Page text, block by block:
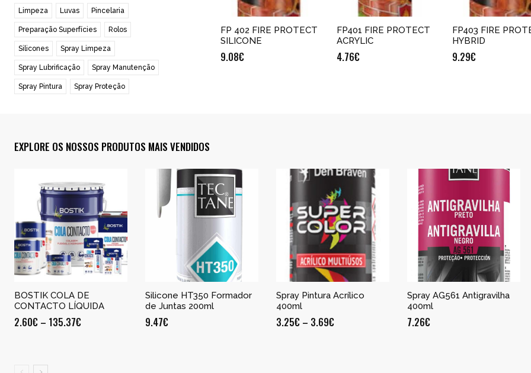
Limpeza Luvas Pincelaria
Preparação Superfícies Rolos
Silicones Spray Limpeza
Spray Lubrificação Spray Manutenção
Spray Pintura Spray Proteção
FP 402 FIRE PROTECT
SILICONE
9.08€
FP401 FIRE PROTECT
ACRYLIC
4.76€
FP403 FIRE
HYBRID
9.29€
EXPLORE OS NOSSOS PRODUTOS MAIS VENDIDOS
BOSTIK COLA DE
CONTACTO LÍQUIDA
2.60€ – 135.37€
Silicone HT350 Formador
de Juntas 200ml
9.47€
Spray Pintura Acrílico
400ml
3.25€ – 3.69€
Spray AG561 Antigravilha
400ml
7.26€